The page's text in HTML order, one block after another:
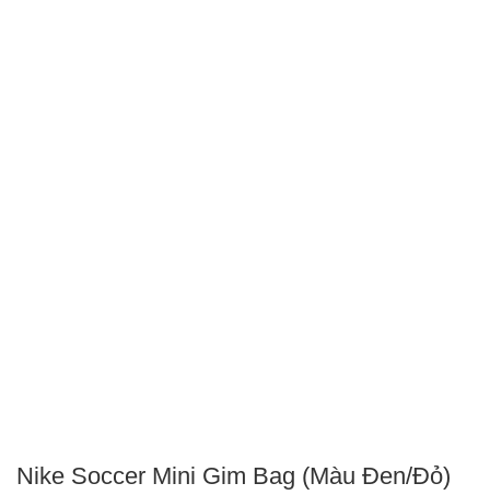
Nike Soccer Mini Gim Bag (Màu Đen/Đỏ)